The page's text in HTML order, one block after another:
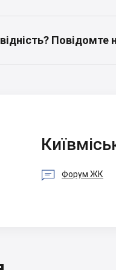
Повідомте
 Форум ЖК